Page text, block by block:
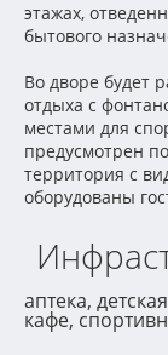
этажах,
бытового
Во дворе будет
отдыха с
местами для
предусмотрен
территория с
оборудованы
аптека,
кафе,